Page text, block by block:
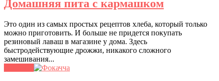
Домашняя пита с кармашком
Это один из самых простых рецептов хлеба, который только
можно приготовить. И больше не придется покупать
резиновый лаваш в магазине у дома. Здесь
быстродействующие дрожжи, никакого сложного
замешивания...